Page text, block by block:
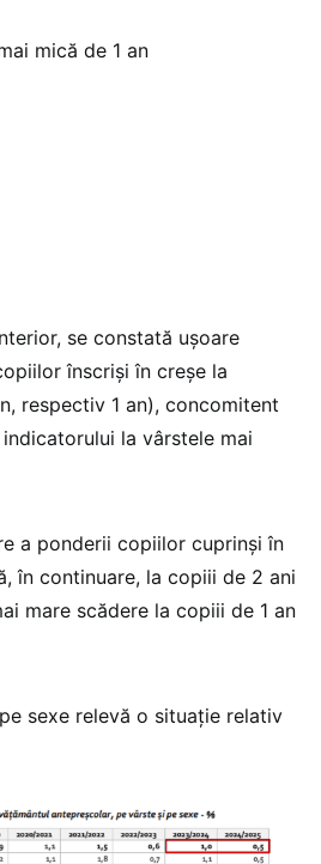
mică de 1 an
se constată ușoare
înscriși în creșe la
respectiv 1 an), concomitent
la vârstele mai
a ponderii copiilor cuprinși în
în continuare, la copiii de 2 ani
mare scădere la copiii de 1 an
sexe relevă o situație relativ